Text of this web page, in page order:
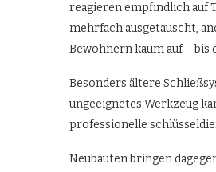
reagieren empfindlich auf
mehrfach ausgetauscht,
Bewohnern kaum auf –
Besonders ältere
ungeeignetes Werkzeug
professionelle
Neubauten bringen